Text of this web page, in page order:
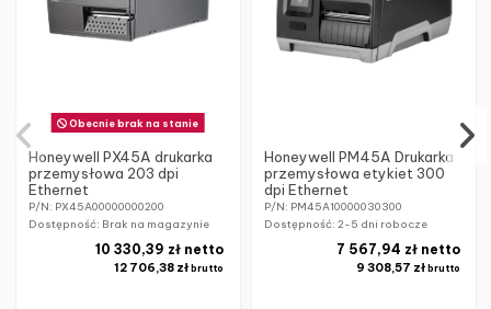
Obecnie brak na stanie
Honeywell PX45A drukarka
przemysłowa 203 dpi
Ethernet
P/N: PX45A00000000200
Dostępność: Brak na magazynie
12 706,38 złbrutto
10 330,39 zł netto
Honeywell PM45A Drukarka
przemysłowa etykiet 300
dpi Ethernet
P/N: PM45A10000030300
Dostępność:2-5 dni robocze
9 308,57 zł brutto
7 567,94 zł netto